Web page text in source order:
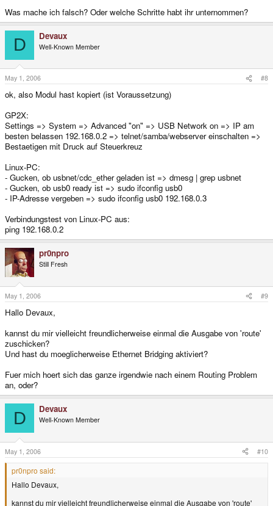
Was mache ich falsch? Oder welche Schritte habt ihr unternommen?
D Devaux
Well-Known Member
May 1, 2006 #8
ok, also Modul hast kopiert (ist Voraussetzung)
GP2X:
Settings => System => Advanced "on" => USB Network on => IP am
besten belassen 192.168.0.2 => telnet/samba/webserver einschalten =>
Bestaetigen mit Druck auf Steuerkreuz
Linux-PC:
- Gucken, ob usbnet/cdc_ether geladen ist => dmesg | grep usbnet
- Gucken, ob usb0 ready ist => sudo ifconfig usb0
- IP-Adresse vergeben => sudo ifconfig usb0 192.168.0.3
Verbindungstest von Linux-PC aus:
ping 192.168.0.2
pr0npro
Still Fresh
May 1, 2006 #9
Hallo Devaux,
kannst du mir vielleicht freundlicherweise einmal die Ausgabe von 'route'
zuschicken?
Und hast du moeglicherweise Ethernet Bridging aktiviert?
Fuer mich hoert sich das ganze irgendwie nach einem Routing Problem
an, oder?
D Devaux
Well-Known Member
May 1, 2006 #10
pr0npro said:
Hallo Devaux,
kannst du mir vielleicht freundlicherweise einmal die Ausgabe von 'route'